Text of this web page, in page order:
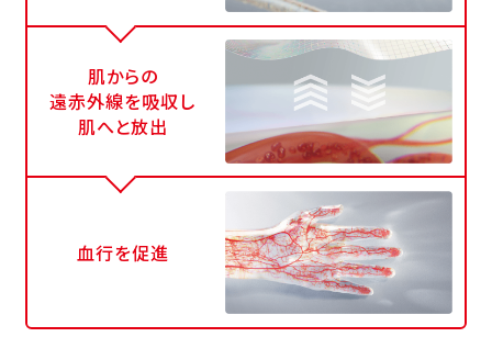
肌からの
遠赤外線を吸収し
肌へと放出
血行を促進